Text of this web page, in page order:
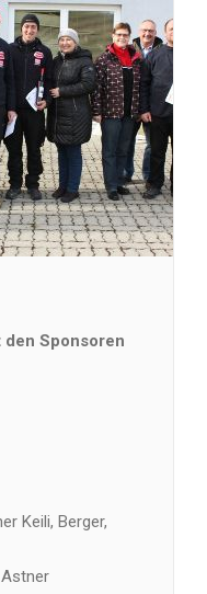
Sponsoren
Keili, Berger,